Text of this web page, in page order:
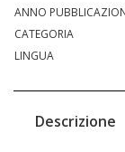
ANNO
CATEGORIA
LINGUA
Descrizione